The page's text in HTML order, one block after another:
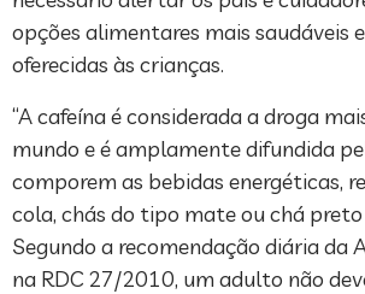
opções alimentares mais saudáveis
oferecidas às crianças.
“A cafeína é considerada a droga
mundo e é amplamente difundida
comporem as bebidas energéticas,
cola, chás do tipo mate ou chá
Segundo a recomendação diária da
na RDC 27/2010, um adulto não